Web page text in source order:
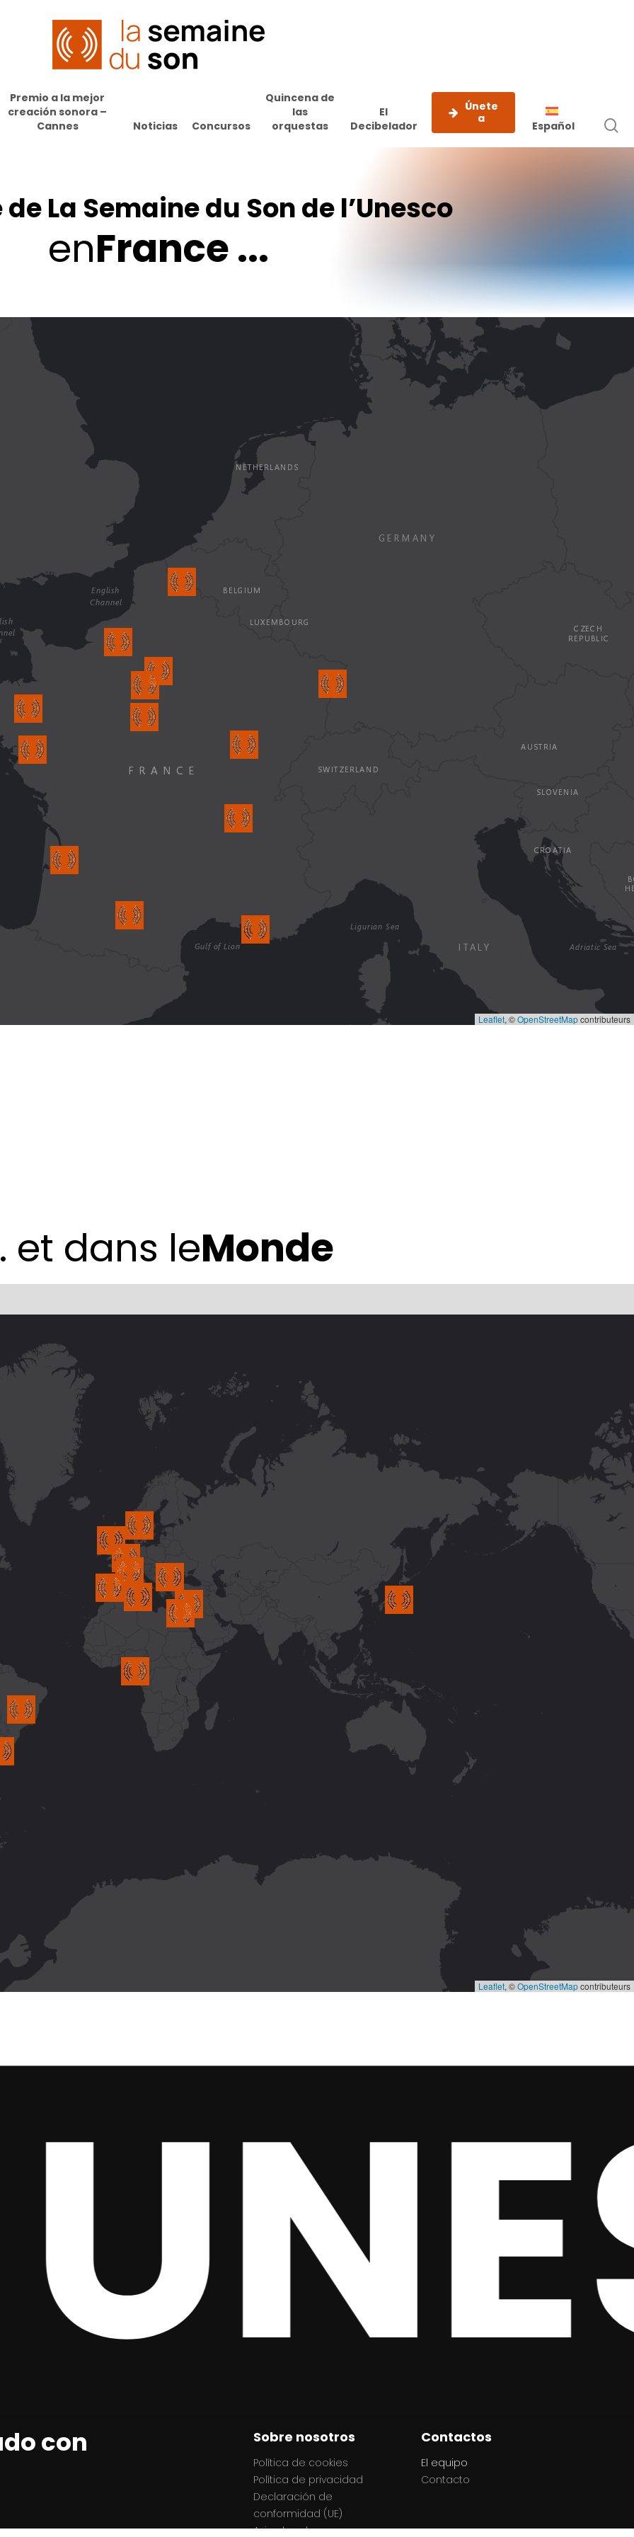
Premio a la mejor
creación sonora –
Cannes
Noticias Concursos
Quincena de
las
orquestas
El
Decibelador
Únete
a
Español
de La Semainedu Sonde l’Unesco
enFrance...
Leaflet, ©OpenStreetMapcontributeurs
et dans leMonde
Leaflet, ©OpenStreetMapcontributeurs
con Sobre nosotros
Política de cookies
Política de privacidad
Declaración de
conformidad (UE)
Aviso legal
Contactos
El equipo
Contacto